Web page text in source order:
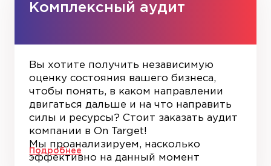
и предоставят понятный, подробный
Комплексный аудит
Вы хотите получить независимую
оценку состояния вашего бизнеса,
чтобы понять, в каком направлении
двигаться дальше и на что направить
силы и ресурсы? Стоит заказать аудит
компании в On Target!
Мы проанализируем, насколько
эффективно на данный момент
Подробнее